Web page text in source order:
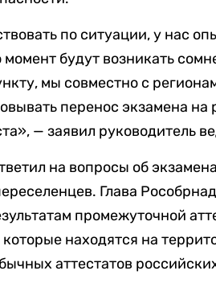
по ситуации, у нас
момент будут возникать
мы совместно с
перенос экзамена на
— заявил руководитель
на вопросы об
Глава
промежуточной
находятся на
аттестатов